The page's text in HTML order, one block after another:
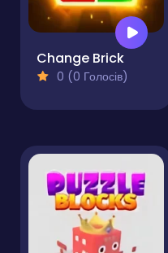
Change Brick
0 (0 Голосів)